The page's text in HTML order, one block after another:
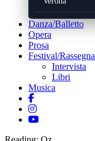
Danza/Balletto
Opera
Prosa
Festival/Rassegna
Intervista
Libri
Musica